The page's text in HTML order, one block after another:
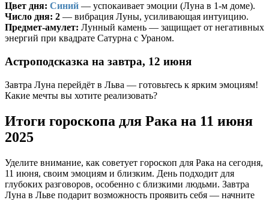
Цвет дня: Синий — успокаивает эмоции (Луна в 1-м доме).
Число дня: 2 — вибрация Луны, усиливающая интуицию.
Предмет-амулет: Лунный камень — защищает от негативных
энергий при квадрате Сатурна с Ураном.
Астроподсказка на завтра, 12 июня
Завтра Луна перейдёт в Льва — готовьтесь к ярким эмоциям!
Какие мечты вы хотите реализовать?
Итоги гороскопа для Рака на 11 июня
2025
Уделите внимание, как советует гороскоп для Рака на сегодня,
11 июня, своим эмоциям и близким. День подходит для
глубоких разговоров, особенно с близкими людьми. Завтра
Луна в Льве подарит возможность проявить себя — начните